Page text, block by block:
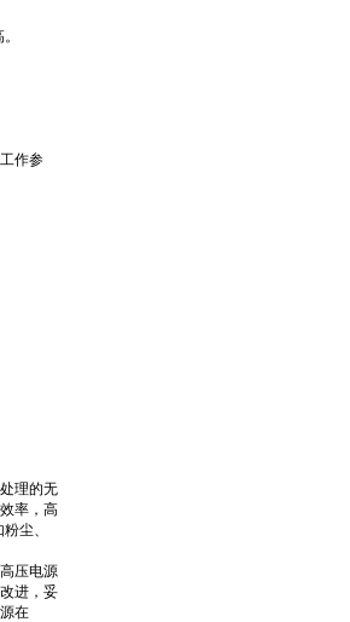
作参
理的无
率，高
尘、
压电源
进，妥
在